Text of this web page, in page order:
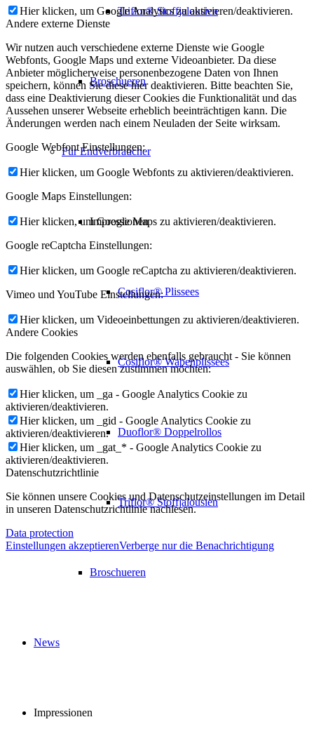
Triflor® Stoffjalousien
Broschueren
Für Endverbraucher
Impressionen
Cosiflor® Plissees
Cosiflor® Wabenplissees
Duoflor® Doppelrollos
Triflor® Stoffjalousien
Broschueren
News
Impressionen
Hier klicken, um Google Analytics zu aktivieren/deaktivieren.
Andere externe Dienste
Wir nutzen auch verschiedene externe Dienste wie Google
Webfonts, Google Maps und externe Videoanbieter. Da diese
Anbieter möglicherweise personenbezogene Daten von Ihnen
speichern, können Sie diese hier deaktivieren. Bitte beachten Sie,
dass eine Deaktivierung dieser Cookies die Funktionalität und das
Aussehen unserer Webseite erheblich beeinträchtigen kann. Die
Änderungen werden nach einem Neuladen der Seite wirksam.
Google Webfont Einstellungen:
Hier klicken, um Google Webfonts zu aktivieren/deaktivieren.
Google Maps Einstellungen:
Hier klicken, um Google Maps zu aktivieren/deaktivieren.
Google reCaptcha Einstellungen:
Hier klicken, um Google reCaptcha zu aktivieren/deaktivieren.
Vimeo und YouTube Einstellungen:
Hier klicken, um Videoeinbettungen zu aktivieren/deaktivieren.
Andere Cookies
Die folgenden Cookies werden ebenfalls gebraucht - Sie können
auswählen, ob Sie diesen zustimmen möchten:
Hier klicken, um _ga - Google Analytics Cookie zu
aktivieren/deaktivieren.
Hier klicken, um _gid - Google Analytics Cookie zu
aktivieren/deaktivieren.
Hier klicken, um _gat_* - Google Analytics Cookie zu
aktivieren/deaktivieren.
Datenschutzrichtlinie
Sie können unsere Cookies und Datenschutzeinstellungen im Detail
in unseren Datenschutzrichtlinie nachlesen.
Data protection
Einstellungen akzeptierenVerberge nur die Benachrichtigung